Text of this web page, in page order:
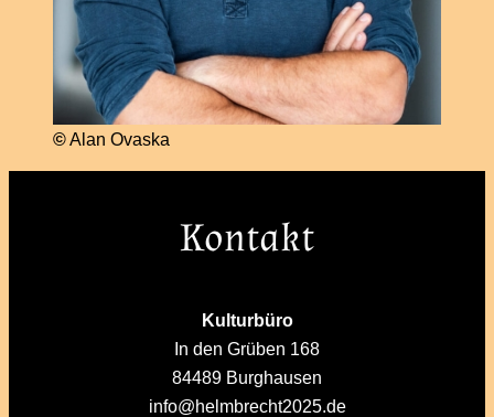
©Alan Ovaska
Kontakt
Kulturbüro
In den Grüben 168
84489 Burghausen
info@helmbrecht2025.de